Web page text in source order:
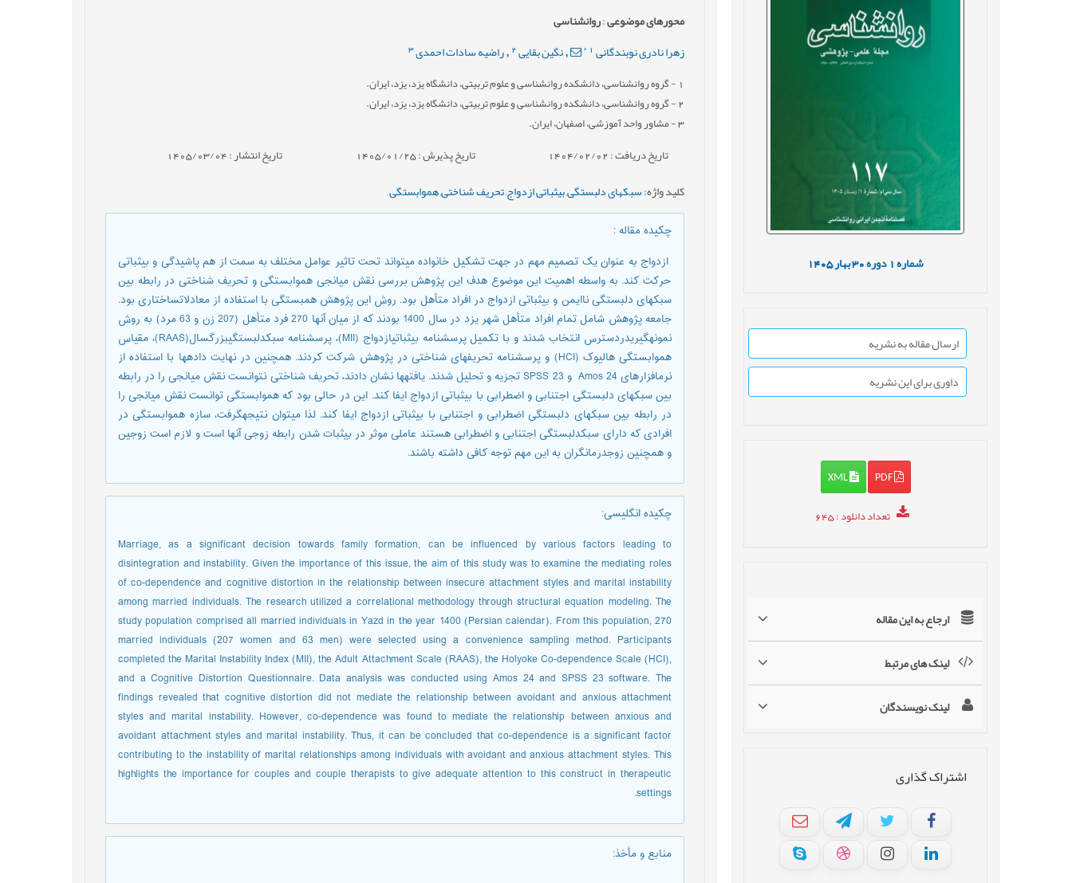
شماره دوره بهار1405
ارسال مقاله به نشریه
داوری برای این نشریه
PDF
XML
تعداد دانلود: 645
ارجاع به این مقاله
لینک های مرتبط
لینک نویسندگان
اشتراک گذاری
محورهای موضوعی:روانشناسی
زهرا نادری نوبندگانی 1
*
,نگین بقایی2
,راضیه سادات احمدی3
1 - گروه روان‏شناسی، دانشکده روان‏شناسی و علوم تربیتی، دانشگاه یزد، یزد، ایران.
2- گروه روان‏شناسی، دانشکده روان‏شناسی و علوم تربیتی، دانشگاه یزد، یزد، ایران.
3- مشاور واحد آموزشی، اصفهان، ایران.
تاریخ دریافت : 1404/02/02 تاریخ پذیرش : 1405/01/25 تاریخ انتشار : 1405/03/04
کلید واژه:سبک‏های دلبستگی,بی‏ثباتی ازدواج,تحریف شناختی,هم‏وابستگی,
چکیده مقاله:
ازدواج به عنوان یک تصمیم مهم در جهت تشکیل خانواده می‏تواند تحت­ تاثیر عوامل مختلف به سمت از هم پاشیدگی و بی‏ثباتی
حرکت کند. به واسطه اهمیت این موضوع هدف این پژوهش بررسی نقش میانجی هم­وابستگی و تحریف­ شناختی در رابطه بین
سبک­های دلبستگی ناایمن و بی­ثباتی ازدواج در افراد متأهل بود. روش این پژوهش همبستگی با استفاده از معادلات­ساختاری بود.
جامعه پژوهش شامل تمام افراد متأهل شهر یزد در سال 1400 بودند که از میان آن­ها 270 فرد متأهل (207 زن و 63 مرد) به روش
نمونه­گیری­دردسترس انتخاب شدند و با تکمیل پرسشنامه بی­ثباتی­ازدواج­ (MII)، پرسشنامه سبک­دلبستگی­بزرگسال(RAAS)، مقیاس
هم­وابستگی هالیوک (HCI) و پرسشنامه تحریف­های شناختی در پژوهش شرکت کردند. همچنین در نهایت داده­ها با استفاده از
نرم­افزارهای Amos 24 و SPSS 23 تجزیه و تحلیل شدند. یافته­ها نشان دادند، تحریف شناختی نتوانست نقش میانجی را در رابطه
بین سبک­های دلبستگی اجتنابی و اضطرابی با بی­ثباتی ازدواج ایفا کند. این در حالی بود که هم­وابستگی توانست نقش میانجی را
در رابطه بین سبکهای دلبستگی اضطرابی و اجتنابی با بی­ثباتی ازدواج ایفا کند. لذا می­توان نتیجه­گرفت، سازه هم­وابستگی در
افرادی که دارای سبک­دلبستگی اجتنابی و اضطرابی هستند عاملی موثر در بی­ثبات شدن رابطه زوجی آن­ها است و لازم است زوجین
و همچنین زوج­درمانگران به این مهم توجه کافی داشته باشند.
چکیده انگلیسی:
Marriage, as a significant decision towards family formation, can be influenced by various factors leading to
disintegration and instability. Given the importance of this issue, the aim of this study was to examine the mediating roles
of co-dependence and cognitive distortion in the relationship between insecure attachment styles and marital instability
among married individuals. The research utilized a correlational methodology through structural equation modeling. The
study population comprised all married individuals in Yazd in the year 1400 (Persian calendar). From this population, 270
married individuals (207 women and 63 men) were selected using a convenience sampling method. Participants
completed the Marital Instability Index (MII), the Adult Attachment Scale (RAAS), the Holyoke Co-dependence Scale (HCI),
and a Cognitive Distortion Questionnaire. Data analysis was conducted using Amos 24 and SPSS 23 software. The
findings revealed that cognitive distortion did not mediate the relationship between avoidant and anxious attachment
styles and marital instability. However, co-dependence was found to mediate the relationship between anxious and
avoidant attachment styles and marital instability. Thus, it can be concluded that co-dependence is a significant factor
contributing to the instability of marital relationships among individuals with avoidant and anxious attachment styles. This
highlights the importance for couples and couple therapists to give adequate attention to this construct in therapeutic
settings.
منابع و مأخذ: